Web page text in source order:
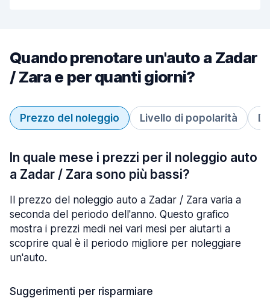
Quando prenotare un'auto a Zadar
/ Zara e per quanti giorni?
Prezzo del noleggio Livello di popolarità
In quale mese i prezzi per il noleggio auto
a Zadar / Zara sono più bassi?
Il prezzo del noleggio auto a Zadar / Zara varia a
seconda del periodo dell'anno. Questo grafico
mostra i prezzi medi nei vari mesi per aiutarti a
scoprire qual è il periodo migliore per noleggiare
un'auto.
Suggerimenti per risparmiare